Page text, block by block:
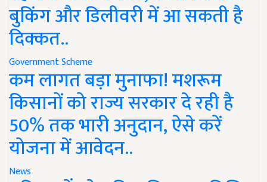
बुकिंग और डिलीवरी में आ सकती है
दिक्कत..
Government Scheme
कम लागत बड़ा मुनाफा! मशरूम
किसानों को राज्य सरकार दे रही है
50% तक भारी अनुदान, ऐसे करें
योजना में आवेदन..
News